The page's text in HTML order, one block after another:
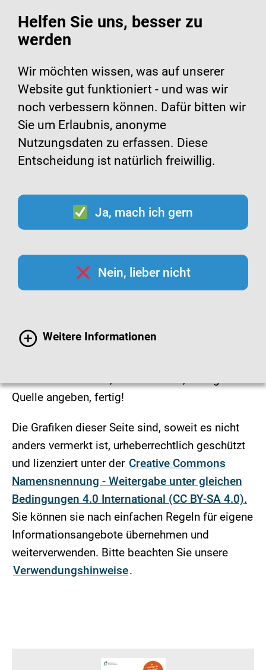
Helfen Sie uns, besser zu
werden
Wir möchten wissen, was auf unserer
Website gut funktioniert - und was wir
noch verbessern können. Dafür bitten wir
Sie um Erlaubnis, anonyme
Nutzungsdaten zu erfassen. Diese
Entscheidung ist natürlich freiwillig.
Ja, mach ich gern
Nein, lieber nicht
Weitere Informationen
Infomaterialien zur
Hygiene
Infografiken
verständlich und übersichtlich als Infografiken
Quelle angeben, fertig!
Die Grafiken dieser Seite sind, soweit es nicht
anders vermerkt ist, urheberrechtlich geschützt
und lizenziert unter der Creative Commons
Namensnennung - Weitergabe unter gleichen
Bedingungen 4.0 International (CC BY-SA 4.0).
Sie können sie nach einfachen Regeln für eigene
Informationsangebote übernehmen und
weiterverwenden. Bitte beachten Sie unsere
Verwendungshinweise.